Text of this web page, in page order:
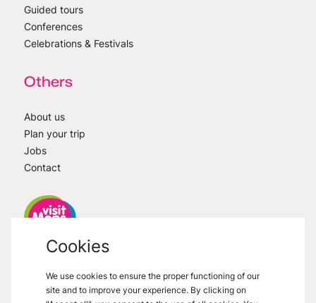
Guided tours
Conferences
Celebrations & Festivals
Others
About us
Plan your trip
Jobs
Contact
Grand Place 27, 7000 Mons
Cookies
We use cookies to ensure the proper functioning of our
site and to improve your experience. By clicking on